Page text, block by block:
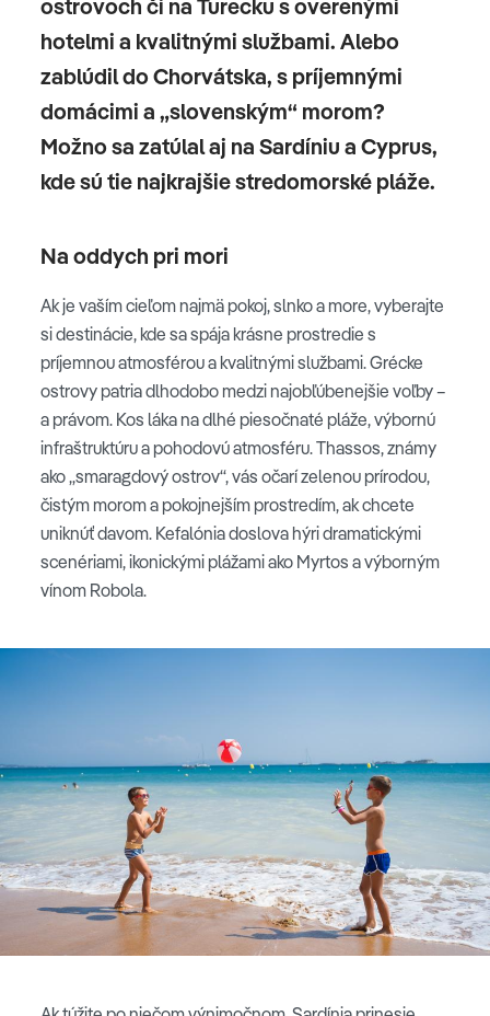
ostrovoch či na Turecku s overenými
hotelmi a kvalitnými službami. Alebo
zablúdil do Chorvátska, s príjemnými
domácimi a „slovenským“ morom?
Možno sa zatúlal aj na Sardíniu a Cyprus,
kde sú tie najkrajšie stredomorské pláže.
Na oddych pri mori
Ak je vaším cieľom najmä pokoj, slnko a more, vyberajte
si destinácie, kde sa spája krásne prostredie s
príjemnou atmosférou a kvalitnými službami. Grécke
ostrovy patria dlhodobo medzi najobľúbenejšie voľby –
a právom. Kos láka na dlhé piesočnaté pláže, výbornú
infraštruktúru a pohodovú atmosféru. Thassos, známy
ako „smaragdový ostrov“, vás očarí zelenou prírodou,
čistým morom a pokojnejším prostredím, ak chcete
uniknúť davom. Kefalónia doslova hýri dramatickými
scenériami, ikonickými plážami ako Myrtos a výborným
vínom Robola.